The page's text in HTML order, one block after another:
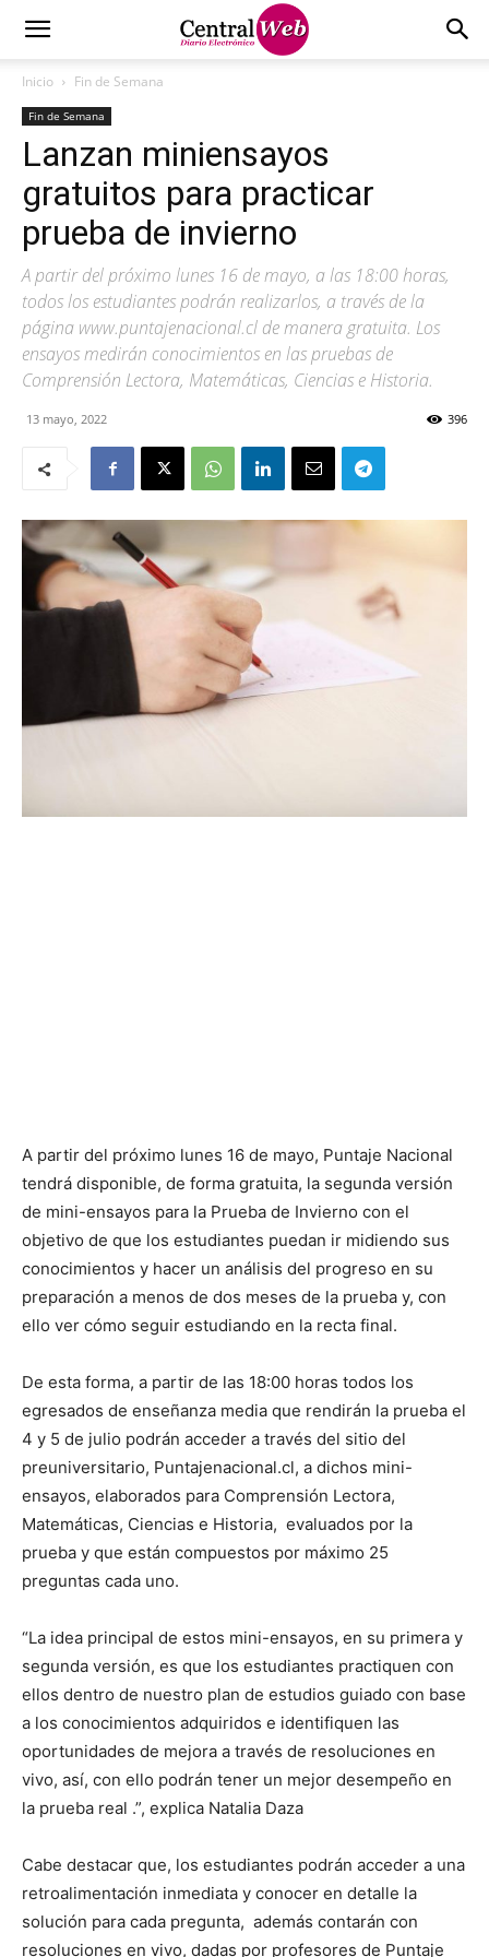
Inicio Fin de Semana
Fin de Semana
Lanzan miniensayos
gratuitos para practicar
prueba de invierno
A partir del próximo lunes 16 de mayo, a las 18:00 horas,
todos los estudiantes podrán realizarlos, a través de la
página www.puntajenacional.cl de manera gratuita. Los
ensayos medirán conocimientos en las pruebas de
Comprensión Lectora, Matemáticas, Ciencias e Historia.
13 mayo, 2022 396
A partir del próximo lunes 16 de mayo, Puntaje Nacional
tendrá disponible, de forma gratuita, la segunda versión
de mini-ensayos para la Prueba de Invierno con el
objetivo de que los estudiantes puedan ir midiendo sus
conocimientos y hacer un análisis del progreso en su
preparación a menos de dos meses de la prueba y, con
ello ver cómo seguir estudiando en la recta final.
De esta forma, a partir de las 18:00 horas todos los
egresados de enseñanza media que rendirán la prueba el
4 y 5 de julio podrán acceder a través del sitio del
preuniversitario, Puntajenacional.cl, a dichos mini-
ensayos, elaborados para Comprensión Lectora,
Matemáticas, Ciencias e Historia, evaluados por la
prueba y que están compuestos por máximo 25
preguntas cada uno.
“La idea principal de estos mini-ensayos, en su primera y
segunda versión, es que los estudiantes practiquen con
ellos dentro de nuestro plan de estudios guiado con base
a los conocimientos adquiridos e identifiquen las
oportunidades de mejora a través de resoluciones en
vivo, así, con ello podrán tener un mejor desempeño en
la prueba real .”, explica Natalia Daza
Cabe destacar que, los estudiantes podrán acceder a una
retroalimentación inmediata y conocer en detalle la
solución para cada pregunta, además contarán con
resoluciones en vivo, dadas por profesores de Puntaje